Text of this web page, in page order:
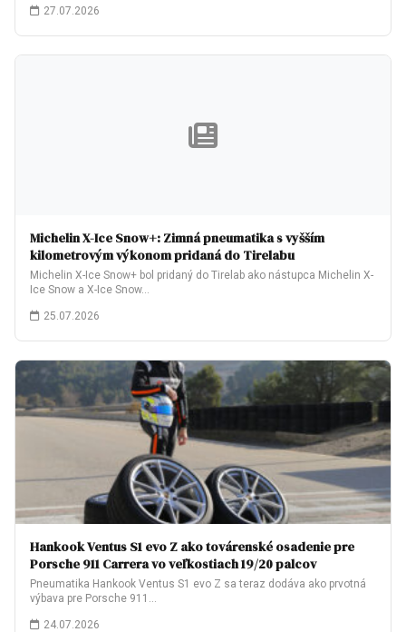
27.07.2026
Michelin X-Ice Snow+: Zimná pneumatika s vyšším
kilometrovým výkonom pridaná do Tirelabu
Michelin X-Ice Snow+ bol pridaný do Tirelab ako nástupca Michelin X-
Ice Snow a X-Ice Snow…
25.07.2026
Hankook Ventus S1 evo Z ako továrenské osadenie pre
Porsche 911 Carrera vo veľkostiach 19/20 palcov
Pneumatika Hankook Ventus S1 evo Z sa teraz dodáva ako prvotná
výbava pre Porsche 911…
24.07.2026